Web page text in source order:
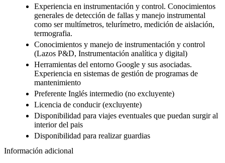
Experiencia en instrumentación y control. Conocimientos
generales de detección de fallas y manejo instrumental
como ser multímetros, telurímetro, medición de aislación,
termografia.
Conocimientos y manejo de instrumentación y control
(Lazos P&D, Instrumentación analítica y digital)
Herramientas del entorno Google y sus asociadas.
Experiencia en sistemas de gestión de programas de
mantenimiento
Preferente Inglés intermedio (no excluyente)
Licencia de conducir (excluyente)
Disponibilidad para viajes eventuales que puedan surgir al
interior del pais
Disponibilidad para realizar guardias
Información adicional